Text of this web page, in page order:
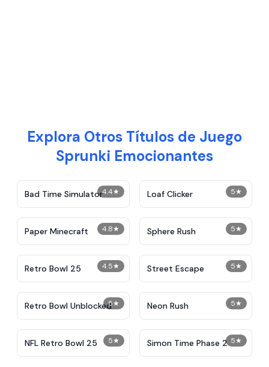
Explora Otros Títulos de Juego
Sprunki Emocionantes
4.4★
Bad Time Simulator 5★
Loaf Clicker
4.8★
Paper Minecraft 5★
Sphere Rush
4.5★
Retro Bowl 25 5★
Street Escape
5★
Retro Bowl Unblocked 5★
Neon Rush
5★
NFL Retro Bowl 25 5★
Simon Time Phase 2